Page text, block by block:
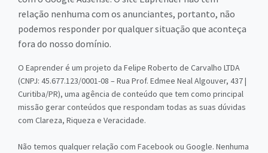
relação nenhuma com os anunciantes, portanto, não
podemos responder por qualquer situação que aconteça
fora do nosso domínio.
O Eaprender é um projeto da Felipe Roberto de Carvalho LTDA
(CNPJ: 45.677.123/0001-08 – Rua Prof. Edmee Neal Algouver, 437 |
Curitiba/PR), uma agência de conteúdo que tem como principal
missão gerar conteúdos que respondam todas as suas dúvidas
com Clareza, Riqueza e Veracidade.
Não temos qualquer relação com Facebook ou Google. Nenhuma